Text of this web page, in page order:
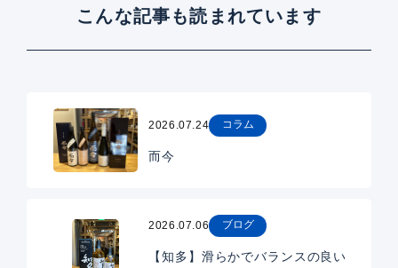
こんな記事も読まれています
2026.07.24 コラム
而今
2026.07.06 ブログ
【知多】滑らかでバランスの良い